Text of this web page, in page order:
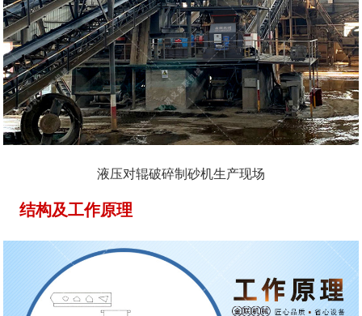
液压对辊破碎制砂机生产现场
结构及工作原理